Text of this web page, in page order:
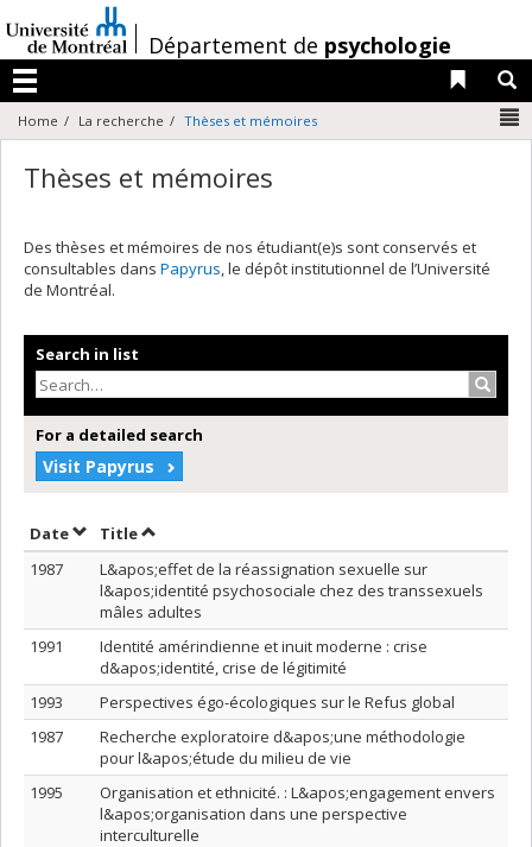
au
contenu
/Département de psychologie
Menu
Liens
Home La recherche Thèses et mémoires
Thèses et mémoires
Des thèses et mémoires de nos étudiant(e)s sont conservés et
consultables dans Papyrus, le dépôt institutionnel de l’Université
de Montréal.
Search in list
For a detailed search
Visit Papyrus
DateSort by date in descending order
TitleSort by title in descending order
1987
L&apos;effet de la réassignation sexuelle sur
l&apos;identité psychosociale chez des transsexuels
mâles adultes
1991
Identité amérindienne et inuit moderne : crise
d&apos;identité, crise de légitimité
1993
Perspectives égo-écologiques sur le Refus global
1987
Recherche exploratoire d&apos;une méthodologie
pour l&apos;étude du milieu de vie
1995
Organisation et ethnicité. : L&apos;engagement envers
l&apos;organisation dans une perspective
interculturelle